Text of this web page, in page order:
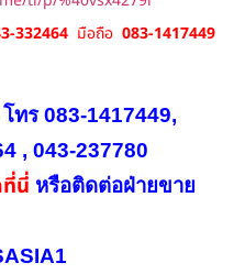
332464 มือถือ 083-1417449
ทร 083-1417449,
, 043-237780
นี่ หรือติดต่อฝ่ายขาย